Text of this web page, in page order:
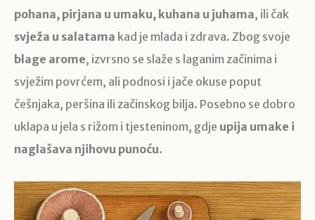
pohana, pirjana u umaku, kuhana u juhama, ili čak
svježa u salatama kad je mlada i zdrava. Zbog svoje
blage arome, izvrsno se slaže s laganim začinima i
svježim povrćem, ali podnosi i jače okuse poput
češnjaka, peršina ili začinskog bilja. Posebno se dobro
uklapa u jela s rižom i tjesteninom, gdje upija umake i
naglašava njihovu punoću.